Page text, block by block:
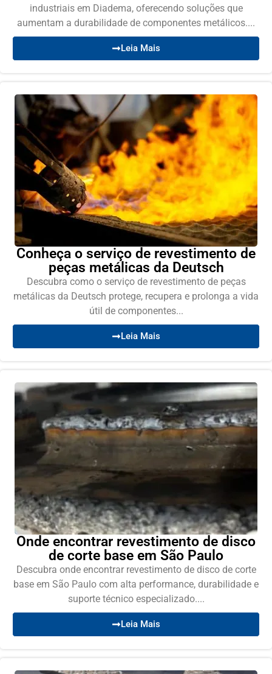
industriais em Diadema, oferecendo soluções que
aumentam a durabilidade de componentes metálicos....
Leia Mais
Conheça o serviço de revestimento de
peças metálicas da Deutsch
Descubra como o serviço de revestimento de peças
metálicas da Deutsch protege, recupera e prolonga a vida
útil de componentes...
Leia Mais
Onde encontrar revestimento de disco
de corte base em São Paulo
Descubra onde encontrar revestimento de disco de corte
base em São Paulo com alta performance, durabilidade e
suporte técnico especializado....
Leia Mais